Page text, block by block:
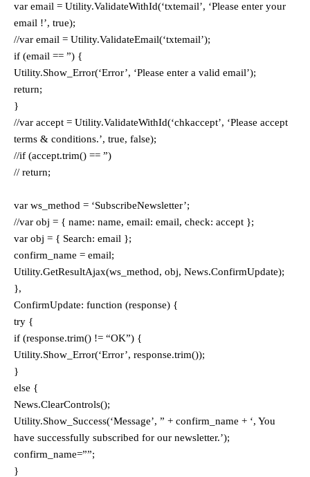
var email = Utility.ValidateWithId(‘txtemail’, ‘Please enter your
email !’, true);
//var email = Utility.ValidateEmail(‘txtemail’);
if (email == ”) {
Utility.Show_Error(‘Error’, ‘Please enter a valid email’);
return;
}
//var accept = Utility.ValidateWithId(‘chkaccept’, ‘Please accept
terms & conditions.’, true, false);
//if (accept.trim() == ”)
// return;
var ws_method = ‘SubscribeNewsletter’;
//var obj = { name: name, email: email, check: accept };
var obj = { Search: email };
confirm_name = email;
Utility.GetResultAjax(ws_method, obj, News.ConfirmUpdate);
},
ConfirmUpdate: function (response) {
try {
if (response.trim() != “OK”) {
Utility.Show_Error(‘Error’, response.trim());
}
else {
News.ClearControls();
Utility.Show_Success(‘Message’, ” + confirm_name + ‘, You
have successfully subscribed for our newsletter.’);
confirm_name=””;
}